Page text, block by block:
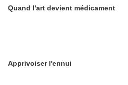
Quand l'art devient médicament
Apprivoiser l'ennui